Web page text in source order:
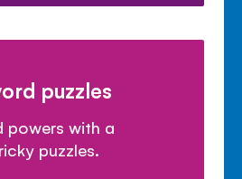
puzzles
powers with a
puzzles.